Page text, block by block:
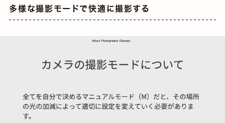
多様な撮影モードで快適に撮影する